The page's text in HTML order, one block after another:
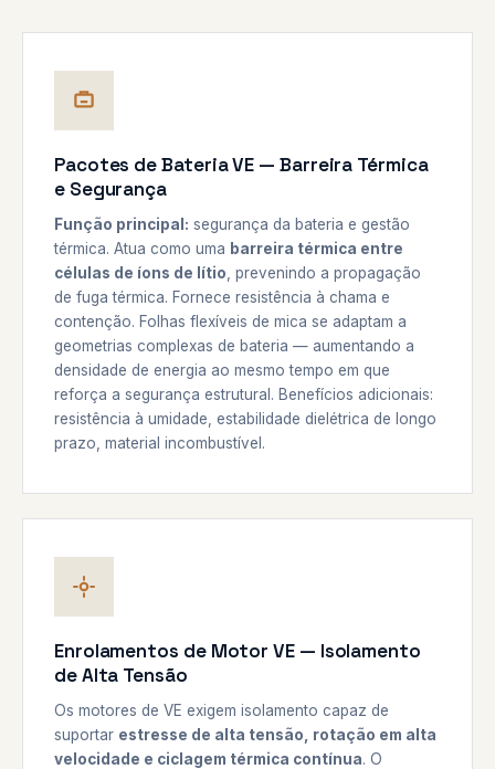
Pacotes de Bateria VE — Barreira Térmica
e Segurança
Função principal: segurança da bateria e gestão
térmica. Atua como uma barreira térmica entre
células de íons de lítio , prevenindo a propagação
de fuga térmica. Fornece resistência à chama e
contenção. Folhas flexíveis de mica se adaptam a
geometrias complexas de bateria — aumentando a
densidade de energia ao mesmo tempo em que
reforça a segurança estrutural. Benefícios adicionais:
resistência à umidade, estabilidade dielétrica de longo
prazo, material incombustível.
Enrolamentos de Motor VE — Isolamento
de Alta Tensão
Os motores de VE exigem isolamento capaz de
suportar estresse de alta tensão, rotação em alta
velocidade e ciclagem térmica contínua. O